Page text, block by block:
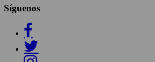
Síguenos